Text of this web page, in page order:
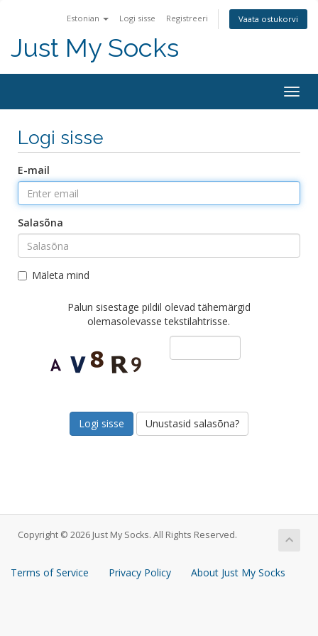
Estonian Logi sisse Registreeri Vaata ostukorvi
Just My Socks
Logi sisse
E-mail
Salasõna
Mäleta mind
Palun sisestage pildil olevad tähemärgid
olemasolevasse tekstilahtrisse.
Unustasid salasõna?
Copyright © 2026 Just My Socks. All Rights Reserved.
Terms of Service Privacy Policy About Just My Socks